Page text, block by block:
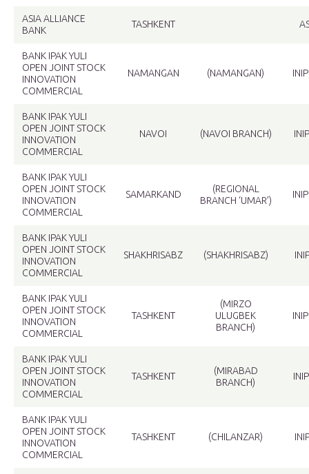
ASIA ALLIANCE
BANK
TASHKENT
BANK IPAK YULI
OPEN JOINT STOCK
INNOVATION
COMMERCIAL
NAMANGAN (NAMANGAN)
BANK IPAK YULI
OPEN JOINT STOCK
INNOVATION
COMMERCIAL
NAVOI (NAVOI BRANCH)
BANK IPAK YULI
OPEN JOINT STOCK
INNOVATION
COMMERCIAL
SAMARKAND
(REGIONAL
BRANCH ‘UMAR’)
BANK IPAK YULI
OPEN JOINT STOCK
INNOVATION
COMMERCIAL
SHAKHRISABZ (SHAKHRISABZ)
BANK IPAK YULI
OPEN JOINT STOCK
INNOVATION
COMMERCIAL
TASHKENT
(MIRZO
ULUGBEK
BRANCH)
BANK IPAK YULI
OPEN JOINT STOCK
INNOVATION
COMMERCIAL
TASHKENT
(MIRABAD
BRANCH)
BANK IPAK YULI
OPEN JOINT STOCK
INNOVATION
COMMERCIAL
TASHKENT (CHILANZAR)